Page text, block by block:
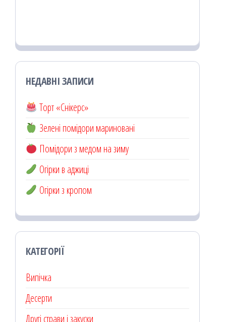
НЕДАВНІ ЗАПИСИ
Торт «Снікерс»
Зелені помідори мариновані
Помідори з медом на зиму
Огірки в аджиці
Огірки з кропом
КАТЕГОРІЇ
Випічка
Десерти
Другі страви і закуски